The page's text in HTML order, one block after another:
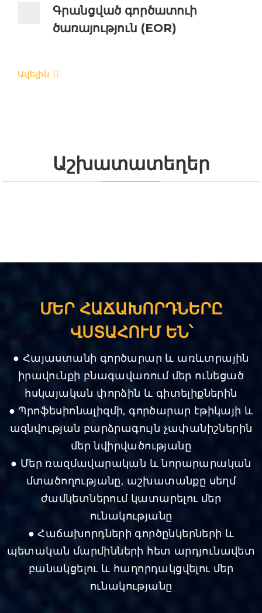
Գրանցված գործատուի
ծառայություն (EOR)
Ավելին
Աշխատատեղեր
ՄԵՐ ՀԱՃԱԽՈՐԴՆԵՐԸ
ՎՍՏԱՀՈՒՄ ԵՆ՝
● Հայաստանի գործարար և առևտրային
իրավունքի բնագավառում մեր ունեցած
հսկայական փորձին և գիտելիքներին
● Պրոֆեսիոնալիզմի, գործարար էթիկայի և
ազնվության բարձրագույն չափանիշներին
մեր նվիրվածությանը
● Մեր ռազմավարական և նորարարական
մտածողությանը, աշխատանքը սեղմ
ժամկետներում կատարելու մեր
ունակությանը
● Հաճախորդների գործընկերների և
պետական մարմինների հետ արդյունավետ
բանակցելու և հաղորդակցվելու մեր
ունակությանը